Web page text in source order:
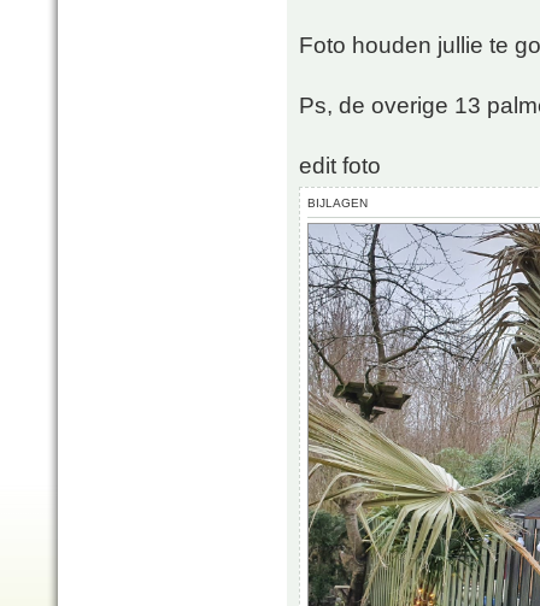
Foto houden jullie te
Ps, de overige 13
edit foto
BIJLAGEN